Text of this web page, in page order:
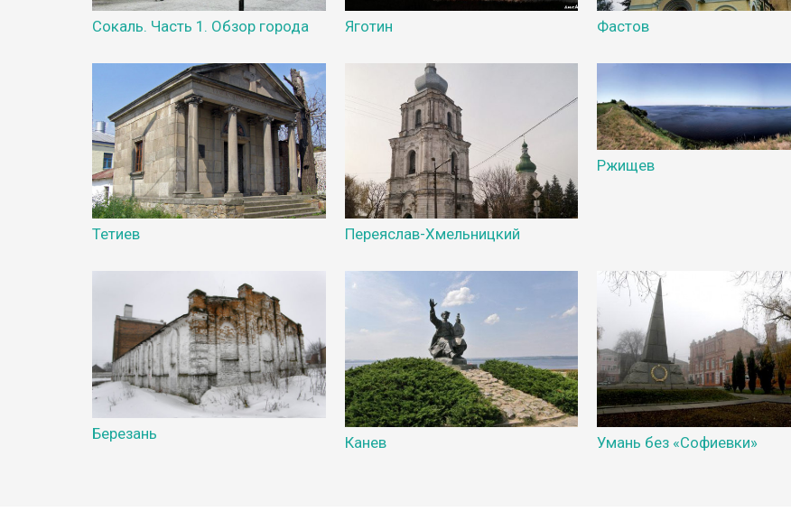
Сокаль. Часть 1. Обзор города Яготин Фастов
Тетиев Переяслав-Хмельницкий
Ржищев
Березань Канев Умань без «Софиевки»